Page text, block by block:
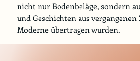
nicht nur Bodenbeläge, sondern
und Geschichten aus
Moderne übertragen wurden.